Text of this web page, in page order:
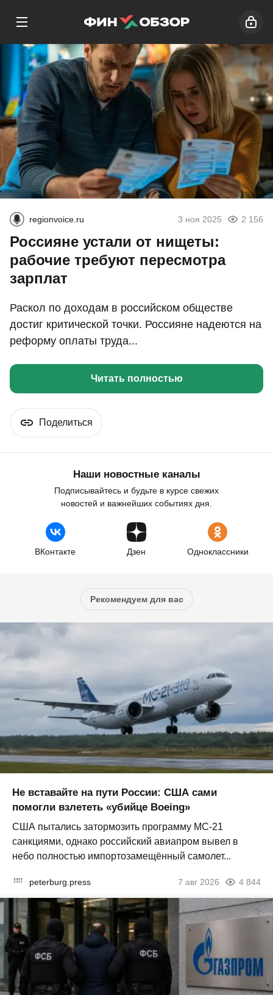
regionvoice.ru 3 ноя 2025 2 156
Россияне устали от нищеты:
рабочие требуют пересмотра
зарплат
Раскол по доходам в российском обществе
достиг критической точки. Россияне надеются на
реформу оплаты труда...
Читать полностью
Поделиться
Наши новостные каналы
Подписывайтесь и будьте в курсе свежих
новостей и важнейших событиях дня.
ВКонтакте Дзен Одноклассники
Рекомендуем для вас
Не вставайте на пути России: США сами
помогли взлететь «убийце Boeing»
США пытались затормозить программу МС-21
санкциями, однако российский авиапром вывел в
небо полностью импортозамещённый самолет...
peterburg.press 7 авг 2026 4 844